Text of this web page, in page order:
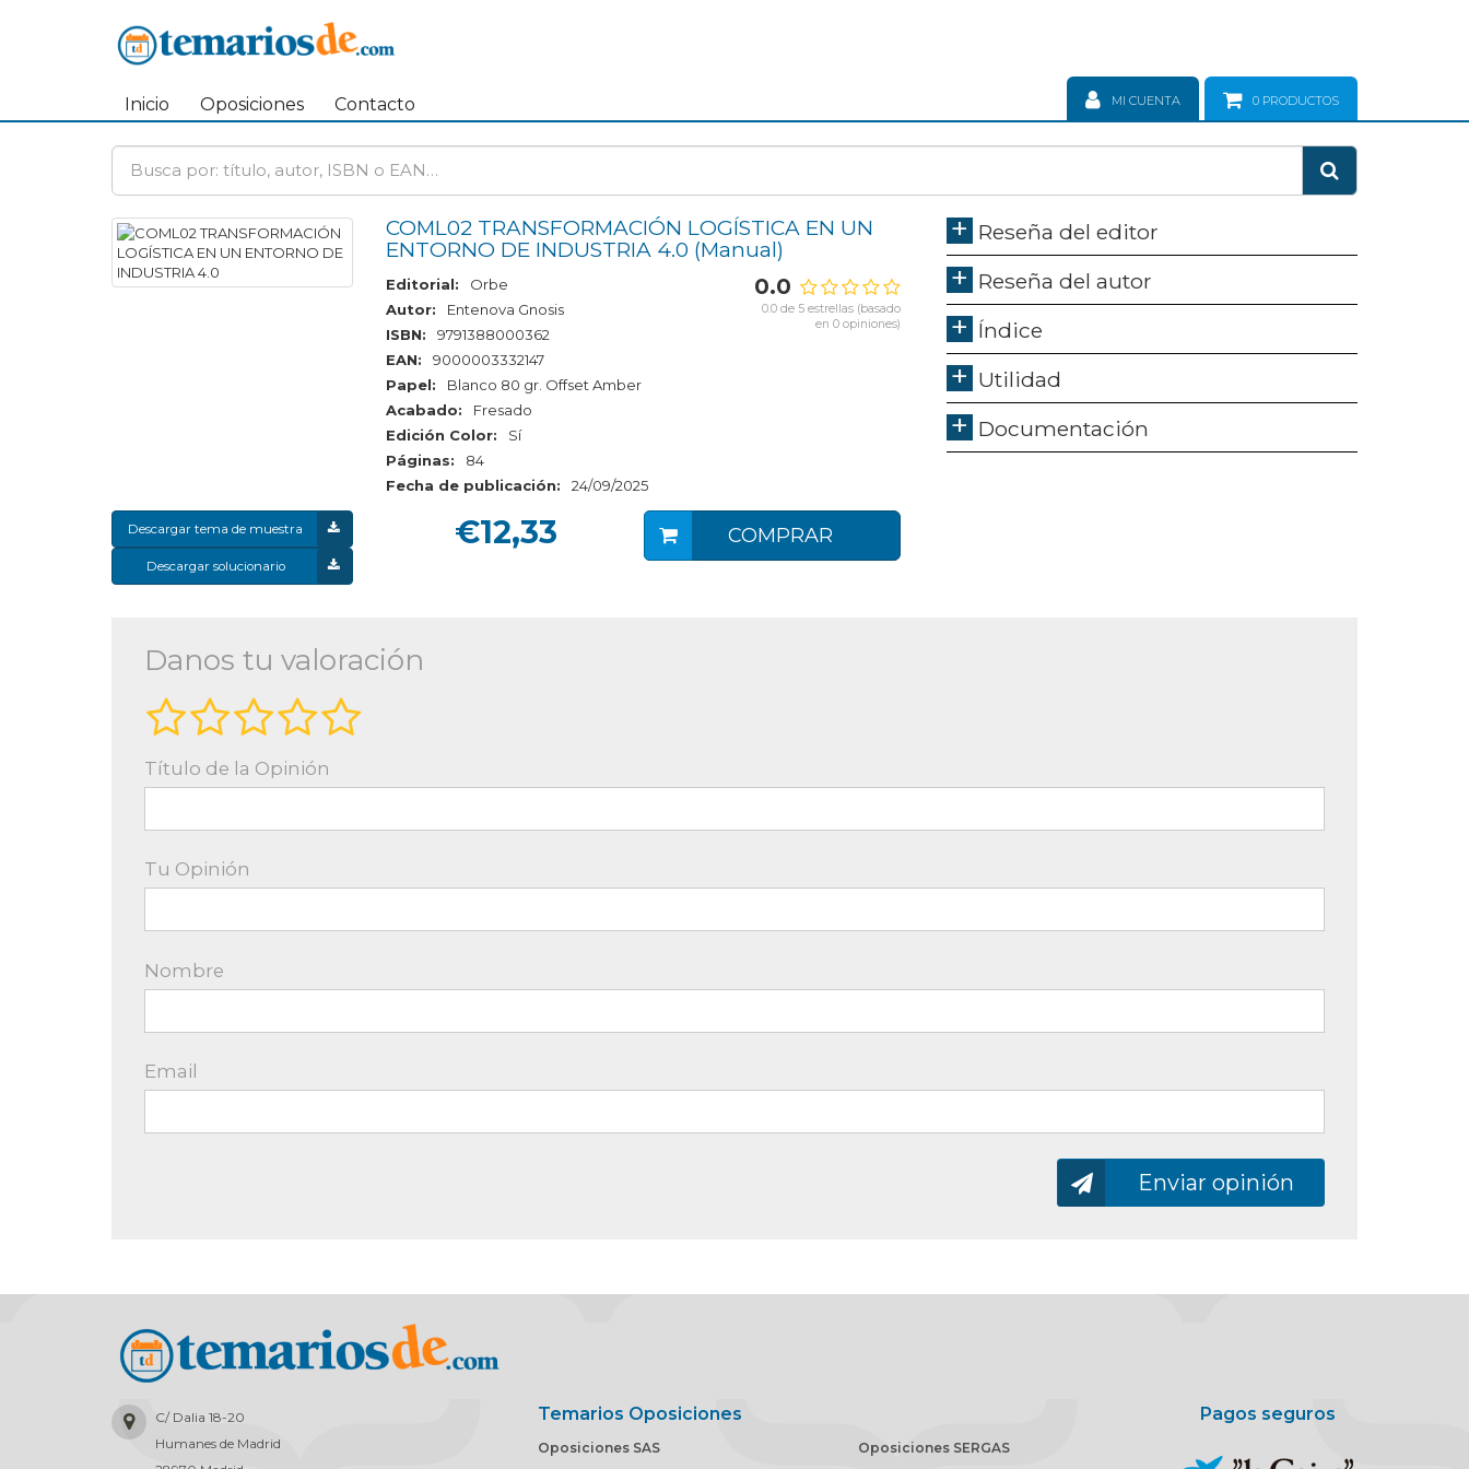
Inicio Oposiciones Contacto 0 PRODUCTOS
MI CUENTA
COML02 TRANSFORMACIÓN LOGÍSTICA EN UN
ENTORNO DE INDUSTRIA 4.0 Manual
Editorial:
Orbe
Autor:
Entenova Gnosis
ISBN:
9791388000362
EAN:
9000003332147
Papel:
Blanco 80 gr. Offset Amber
Acabado:
Fresado
Edición Color:
Sí
Páginas:
84
Fecha de publicación:
24/09/2025
0.0
0.0 de 5 estrellas (basado
en 0 opiniones)
Descargar tema de muestra
Descargar solucionario
€12,33 COMPRAR
Reseña del editor
Reseña del autor
Índice
Utilidad
Documentación
Danos tu valoración
Título de la Opinión
Tu Opinión
Nombre
Email
Enviar opinión
C/ Dalia 18-20
Humanes de Madrid
Temarios Oposiciones
Oposiciones SAS
Oposiciones SERGAS
Pagos seguros